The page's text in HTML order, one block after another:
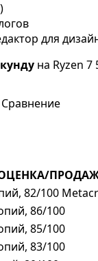
для
на Ryzen 7
82/100
86/100
85/100
83/100